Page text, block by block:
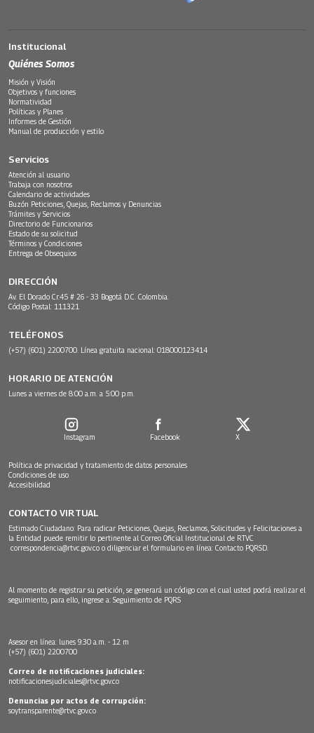
Institucional
Quiénes Somos
Misión y Visión
Objetivos y funciones
Normatividad
Políticas y Planes
Informes de Gestión
Manual de producción y estilo
Servicios
Atención al usuario
Trabaja con nosotros
Calendario de actividades
Buzón Peticiones, Quejas, Reclamos y Denuncias
Trámites y Servicios
Directorio de Funcionarios
Estado de su solicitud
Términos y Condiciones
Entrega de Obsequios
DIRECCIÓN
Av. El Dorado Cr.45 # 26 - 33 Bogotá D.C. Colombia.
Código Postal: 111321
TELÉFONOS
(+57) (601) 2200700. Línea gratuita nacional: 018000123414
HORARIO DE ATENCIÓN
Lunes a viernes de 8:00 a.m. a 5:00 p.m.
Instagram Facebook X
Política de privacidad y tratamiento de datos personales
Condiciones de uso
Accesibilidad
CONTACTO VIRTUAL
Estimado Ciudadano: Para radicar Peticiones, Quejas, Reclamos, Solicitudes y Felicitaciones a
la Entidad puede remitir lo pertinente al Correo Oficial Institucional de RTVC
correspondencia@rtvc.gov.co o diligenciar el formulario en línea: Contacto PQRSD.
Al momento de registrar su petición, se generará un código con el cual usted podrá realizar el
seguimiento, para ello, ingrese a: Seguimiento de PQRS
Asesor en línea: lunes 9:30 a.m. - 12 m
(+57) (601) 2200700
Correo de notificaciones judiciales:
notificacionesjudiciales@rtvc.gov.co
Denuncias por actos de corrupción:
soytransparente@rtvc.gov.co